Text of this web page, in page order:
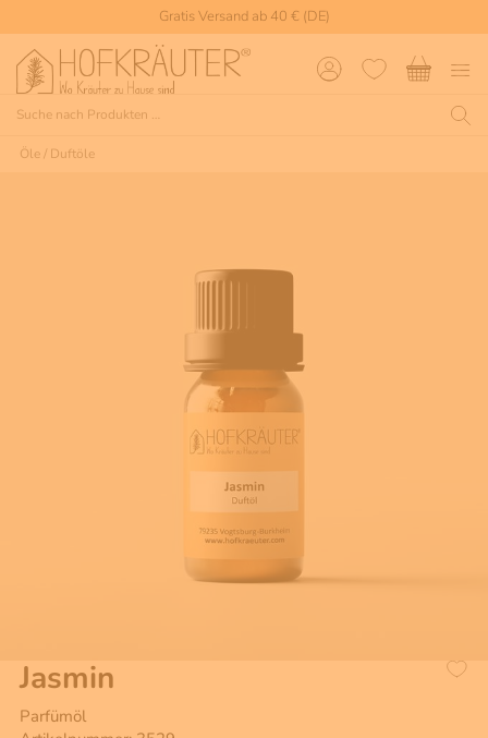
Gratis Versand ab 40 € (DE)
Öle/ Duftöle
Jasmin
Parfümöl